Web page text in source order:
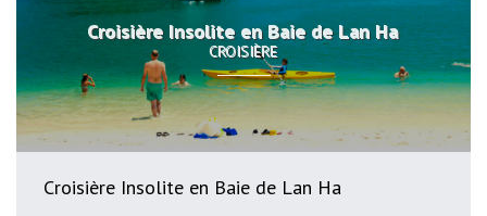
Croisière Insolite en Baie de Lan Ha
CROISIÈRE
Croisière Insolite en Baie de Lan Ha